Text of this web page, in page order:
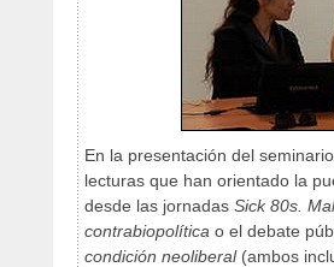
En la presentación del
lecturas que han orientado la
desde las jornadas Sick 80s.
contrabiopolítica o el debate
condición neoliberal(ambos